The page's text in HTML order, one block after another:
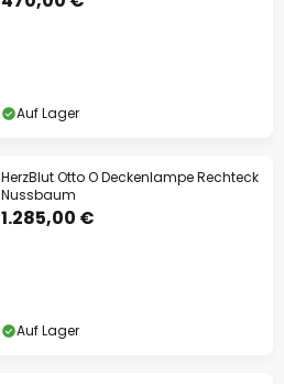
Auf Lager
HerzBlut Otto O Deckenlampe Rechteck
Nussbaum
1.285,00 €
Auf Lager